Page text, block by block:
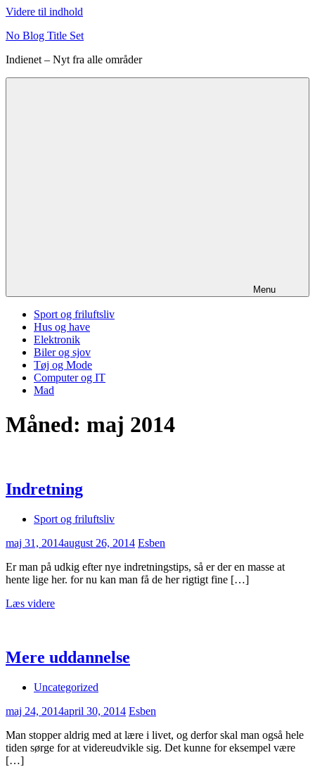
Videre til indhold
No Blog Title Set
Indienet – Nyt fra alle områder
Menu
Sport og friluftsliv
Hus og have
Elektronik
Biler og sjov
Tøj og Mode
Computer og IT
Mad
Måned: maj 2014
Indretning
Sport og friluftsliv
maj 31, 2014august 26, 2014 Esben
Er man på udkig efter nye indretningstips, så er der en masse at
hente lige her. for nu kan man få de her rigtigt fine […]
Læs videre
Mere uddannelse
Uncategorized
maj 24, 2014april 30, 2014 Esben
Man stopper aldrig med at lære i livet, og derfor skal man også hele
tiden sørge for at videreudvikle sig. Det kunne for eksempel være
[…]